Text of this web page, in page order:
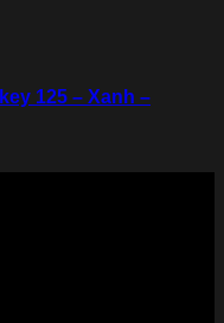
125 – Xanh –